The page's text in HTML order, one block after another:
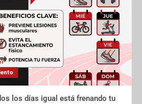
los días igual está frenando tu